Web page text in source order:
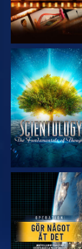
UTFORSKA
SERIEN
TITTA